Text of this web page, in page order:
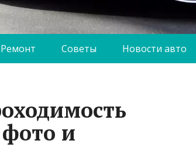
Ремонт Советы Новости авто
и